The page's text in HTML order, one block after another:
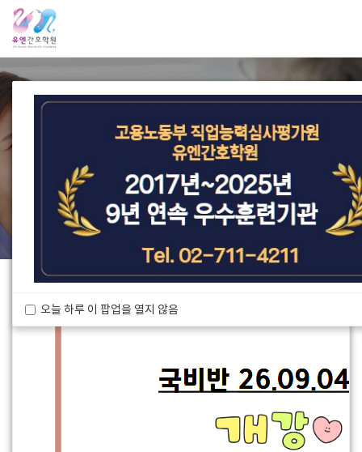
오늘 하루 이 팝업을 열지 않음
당신의 꿈을 응원합니다.
유엔간호학원에서 꿈을 키워보세요!
Previous
학원소개 과정소개 상담문의
2026-05-19
☆주4일 가을학기 국비반 개강안내!!
2026-01-21
☆☆26년도 일반반 개강안내☆☆